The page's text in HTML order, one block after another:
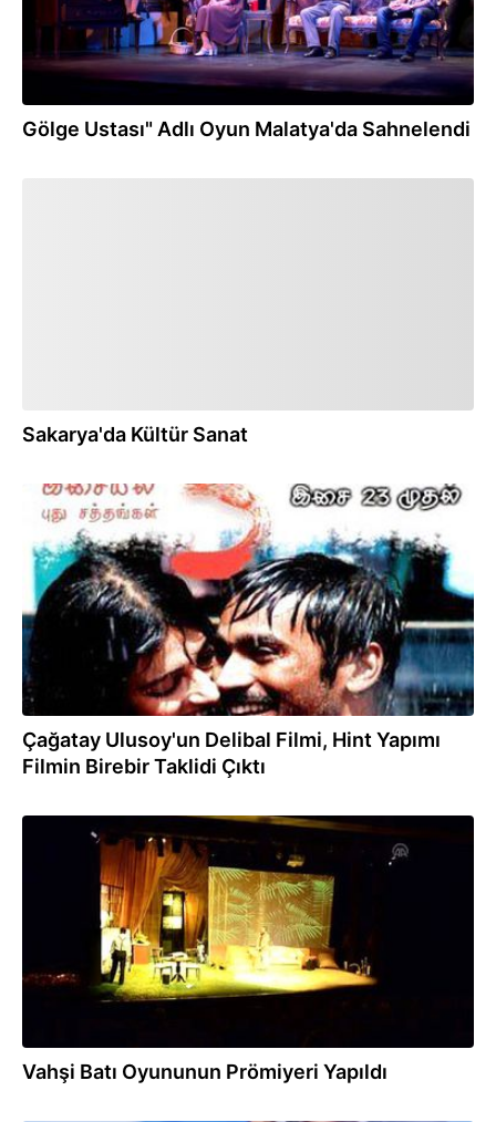
Gölge Ustası" Adlı Oyun Malatya'da Sahnelendi
Sakarya'da Kültür Sanat
28.12.2015
Çağatay Ulusoy'un Delibal Filmi, Hint Yapımı
Filmin Birebir Taklidi Çıktı
07.01.2015
Vahşi Batı Oyununun Prömiyeri Yapıldı